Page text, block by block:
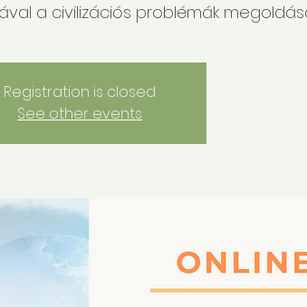
a civilizációs problémák
Registration is closed
See other events